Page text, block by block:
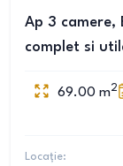
Ap 3 camere,
complet si
69.00 m2
Locație: